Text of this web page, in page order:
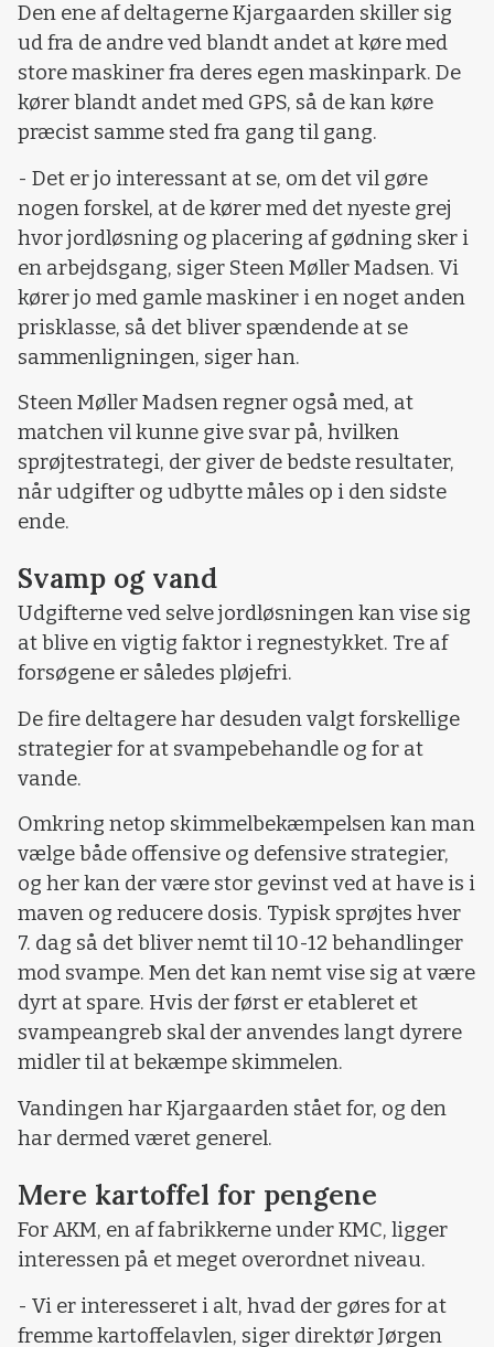
Den ene af deltagerne Kjargaarden skiller sig
ud fra de andre ved blandt andet at køre med
store maskiner fra deres egen maskinpark. De
kører blandt andet med GPS, så de kan køre
præcist samme sted fra gang til gang.
- Det er jo interessant at se, om det vil gøre
nogen forskel, at de kører med det nyeste grej
hvor jordløsning og placering af gødning sker i
en arbejdsgang, siger Steen Møller Madsen. Vi
kører jo med gamle maskiner i en noget anden
prisklasse, så det bliver spændende at se
sammenligningen, siger han.
Steen Møller Madsen regner også med, at
matchen vil kunne give svar på, hvilken
sprøjtestrategi, der giver de bedste resultater,
når udgifter og udbytte måles op i den sidste
ende.
Svamp og vand
Udgifterne ved selve jordløsningen kan vise sig
at blive en vigtig faktor i regnestykket. Tre af
forsøgene er således pløjefri.
De fire deltagere har desuden valgt forskellige
strategier for at svampebehandle og for at
vande.
Omkring netop skimmelbekæmpelsen kan man
vælge både offensive og defensive strategier,
og her kan der være stor gevinst ved at have is i
maven og reducere dosis. Typisk sprøjtes hver
7. dag så det bliver nemt til 10-12 behandlinger
mod svampe. Men det kan nemt vise sig at være
dyrt at spare. Hvis der først er etableret et
svampeangreb skal der anvendes langt dyrere
midler til at bekæmpe skimmelen.
Vandingen har Kjargaarden stået for, og den
har dermed været generel.
Mere kartoffel for pengene
For AKM, en af fabrikkerne under KMC, ligger
interessen på et meget overordnet niveau.
- Vi er interesseret i alt, hvad der gøres for at
fremme kartoffelavlen, siger direktør Jørgen